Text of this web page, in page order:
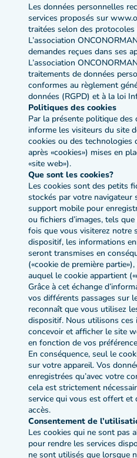
Les données personnelles
services proposés sur
traitées selon des
L’association
demandes reçues dans ses
L’association
traitements de données
conformes au règlement
données (RGPD) et à la loi
Politiques des cookies
Par la présente politique des
informe les visiteurs du site
cookies ou des technologies
après «cookies») mises en
«site web»).
Que sont les cookies?
Les cookies sont des petits
stockés par votre navigateur
support mobile pour
ou fichiers d’images, tels
fois que vous visiterez notre
dispositif, les informations
seront transmises en
(«cookie de première
auquel le cookie appartient
Grâce à cet échange
vos différents passages sur
reconnaît que vous utilisez
dispositif. Nous utilisons
concevoir et afficher le site
en fonction de vos
En conséquence, seul le
sur votre appareil. Vos
enregistrées qu’avec votre
cela est strictement
service qui vous est offert et
accès.
Consentement de
Les cookies qui ne sont pas
pour rendre les services
ne sont utilisés que lorsque